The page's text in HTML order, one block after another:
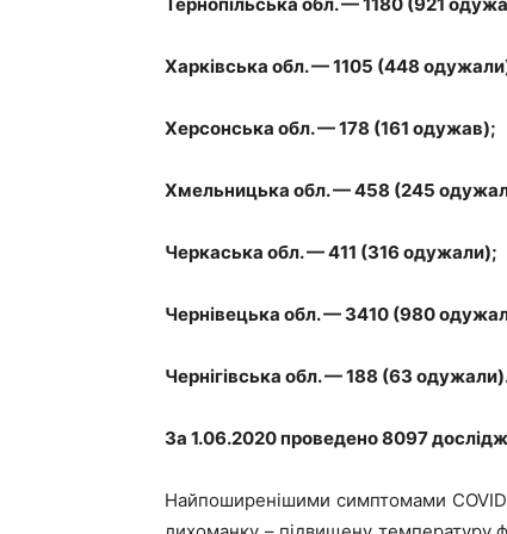
Харківська обл. — 1105 (448
Херсонська обл. — 178 (161 одужав);
Хмельницька обл. — 458 (245
Черкаська обл. — 411 (316 одужали);
Чернівецька обл. — 3410 (980
Чернігівська обл. — 188 (63
За 1.06.2020 проведено 8097
Найпоширенішими симптомами